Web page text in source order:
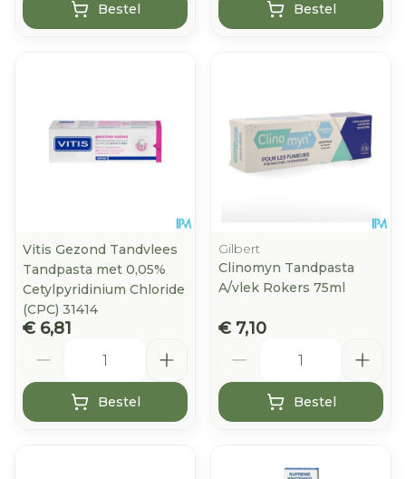
Bestel Bestel
Vitis Gezond Tandvlees
Tandpasta met 0,05%
Cetylpyridinium Chloride
(CPC) 31414
€ 6,81
Bestel
Gilbert
Clinomyn Tandpasta
A/vlek Rokers 75ml
€ 7,10
Bestel